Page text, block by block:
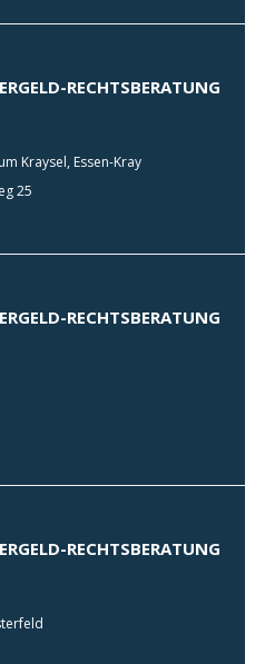
RECHTSBERATUNG
Kraysel, Essen-Kray
25
RECHTSBERATUNG
RECHTSBERATUNG